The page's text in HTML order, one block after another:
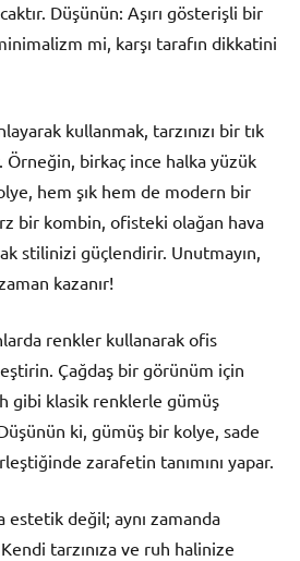
Düşünün: Aşırı gösterişli bir
mi, karşı tarafın dikkatini
kullanmak, tarzınızı bir tık
Örneğin, birkaç ince halka yüzük
hem şık hem de modern bir
bir kombin, ofisteki olağan hava
stilinizi güçlendirir. Unutmayın,
kazanır!
renkler kullanarak ofis
Çağdaş bir görünüm için
gibi klasik renklerle gümüş
ki, gümüş bir kolye, sade
zarafetin tanımını yapar.
estetik değil; aynı zamanda
tarzınıza ve ruh halinize